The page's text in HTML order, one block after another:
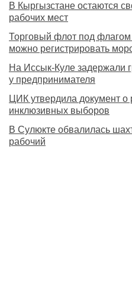
В Кыргызстане остаются
рабочих мест
Торговый флот под флагом
можно регистрировать
На Иссык-Куле задержали
у предпринимателя
ЦИК утвердила документ
инклюзивных выборов
В Сулюкте обвалилась
рабочий